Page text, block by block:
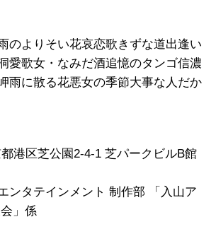
のよりそい花哀恋歌きずな道出逢い
愛歌女・なみだ酒追憶のタンゴ信濃
雨に散る花悪女の季節大事な人だか
港区芝公園2-4-1 芝パークビルB館
ンタテインメント 制作部 「入山ア
」係